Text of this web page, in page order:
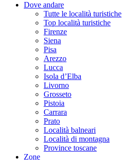
Dove andare
Tutte le località turistiche
Top località turistiche
Firenze
Siena
Pisa
Arezzo
Lucca
Isola d’Elba
Livorno
Grosseto
Pistoia
Carrara
Prato
Località balneari
Località di montagna
Province toscane
Zone